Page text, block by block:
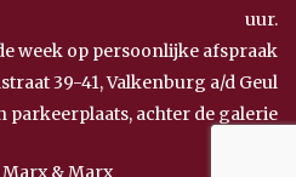
uur.
week op persoonlijke afspraak
39-41, Valkenburg a/d Geul
parkeerplaats, achter de galerie
& Marx